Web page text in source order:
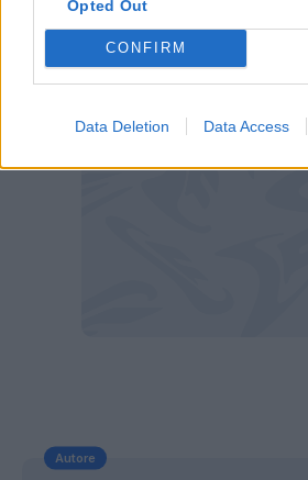
Opted Out
CONFIRM
Data Deletion Data Access
esclusiva su Dazn. Partita
streaming sull'app di Dazn.
Autore